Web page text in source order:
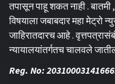
तपासून पाहू शकत नाही . बातमी
विषयाला जबाबदार महा मेट्रो
जाहिरातदारच आहे .
न्यायालयांतर्गतच चालवले
Reg. No: